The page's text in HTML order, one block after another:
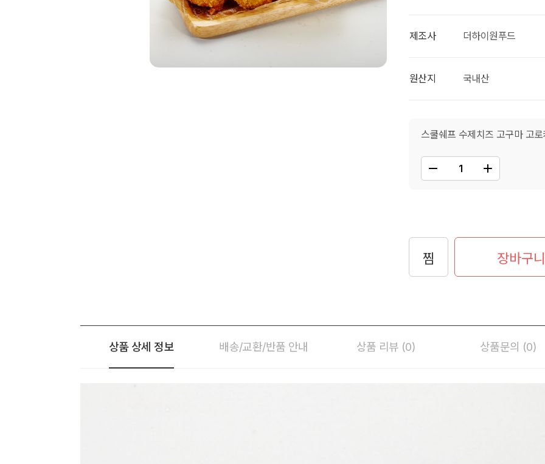
제조사 더하이원푸드
원산지 국내산
스쿨쉐프 수제치즈 고구마 고
찜 장바구니
상품 상세 정보 배송/교환/반품 안내 상품 리뷰 (0) 상품문의 (0)